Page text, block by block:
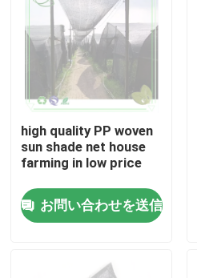
家へ
製品
high quality PP woven
sun shade net house
farming in low price
お問い合わせを送信